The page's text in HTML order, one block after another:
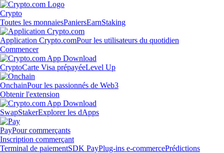
Crypto
Toutes les monnaiesPaniersEarnStaking
Application Crypto.comPour les utilisateurs du quotidien
Commencer
CryptoCarte Visa prépayéeLevel Up
OnchainPour les passionnés de Web3
Obtenir l'extension
SwapStakerExplorer les dApps
PayPour commerçants
Inscription commerçant
Terminal de paiementSDK PayPlug-ins e-commercePrédictions